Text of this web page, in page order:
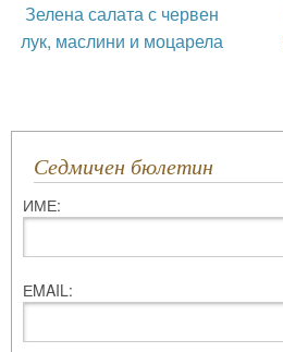
Зелена салата с червен
лук, маслини и моцарела
Седмичен бюлетин
ИМЕ:
ЕMAIL: